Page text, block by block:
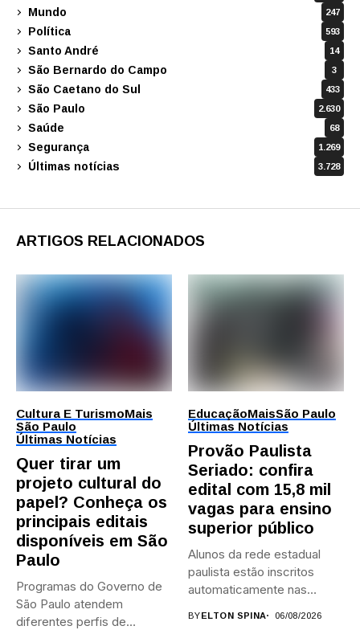
Mundo 247
Política 593
Santo André 14
São Bernardo do Campo 3
São Caetano do Sul 433
São Paulo 2.630
Saúde 68
Segurança 1.269
Últimas notícias 3.728
ARTIGOS RELACIONADOS
Cultura E TurismoMais
São Paulo
Últimas Notícias
Quer tirar um
projeto cultural do
papel? Conheça os
principais editais
disponíveis em São
Paulo
Programas do Governo de
São Paulo atendem
diferentes perfis de
EducaçãoMaisSão Paulo
Últimas Notícias
Provão Paulista
Seriado: confira
edital com 15,8 mil
vagas para ensino
superior público
Alunos da rede estadual
paulista estão inscritos
automaticamente nas
BYELTON SPINA 06/08/2026